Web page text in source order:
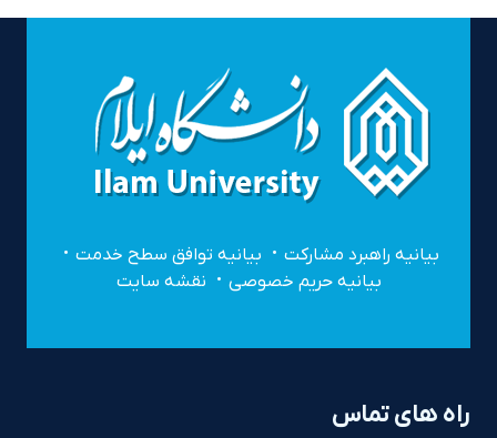
بیانیه راهبرد مشارکت
بیانیه توافق سطح خدمت
بیانیه حریم خصوصی
نقشه سایت
راه های تماس